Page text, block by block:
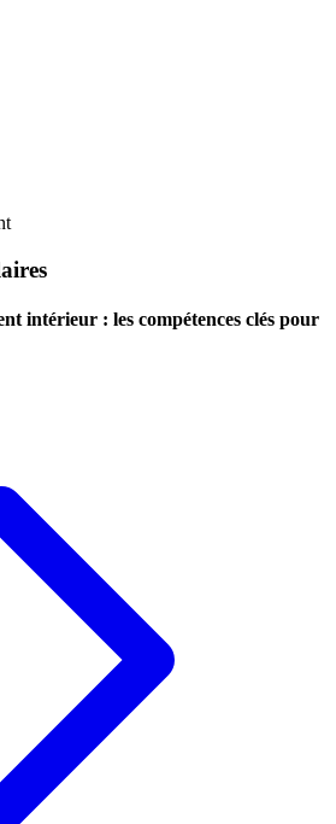
intérieur : les compétences clés pour